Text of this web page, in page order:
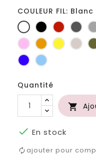
COULEUR FIL: Blanc
BlancNoir RougeGris
RoseJaune
d'or
jaune
Bleu
roi
Bleu
Quantité

 En stock
ajouter pour